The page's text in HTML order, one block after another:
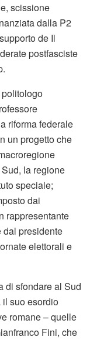
scissione
dalla P2
de Il
postfasciste
riforma federale
un progetto che
la regione
speciale;
dai
rappresentante
dal presidente
elettorali e
di sfondare al Sud
il suo esordio
romane – quelle
Fini, che